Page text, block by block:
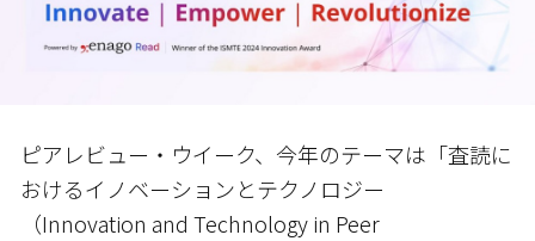
ピアレビュー・ウイーク、今年のテーマは「査読に
おけるイノベーションとテクノロジー
（Innovation and Technology in Peer